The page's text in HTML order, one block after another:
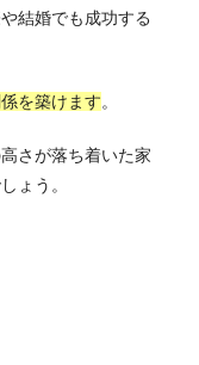
結婚でも成功する
を築けます。
さが落ち着いた家
ょう。